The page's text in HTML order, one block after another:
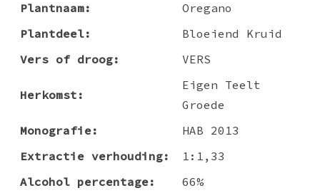
Plantnaam:
Oregano
Plantdeel:
Bloeiend Kruid
Vers of droog:
VERS
Herkomst:
Eigen Teelt
Groede
Monografie:
HAB 2013
Extractie verhouding:
1:1,33
Alcohol percentage:
66%